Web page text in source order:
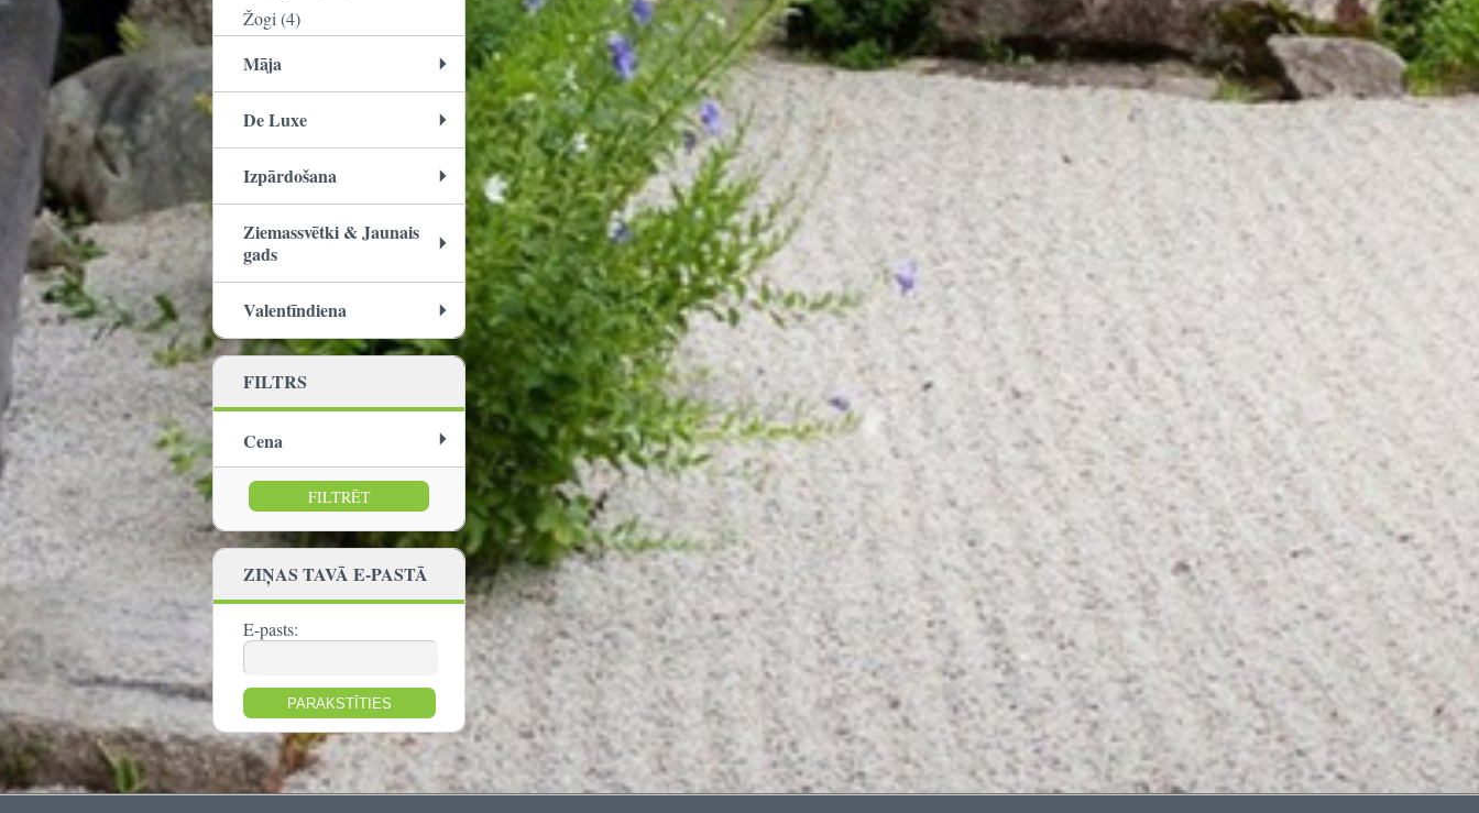
Žogi (4)
Māja
De Luxe
Izpārdošana
Ziemassvētki & Jaunais
gads
Valentīndiena
FILTRS
Cena
no: līdz:
ZIŅAS TAVĀ E-PASTĀ
E-pasts: